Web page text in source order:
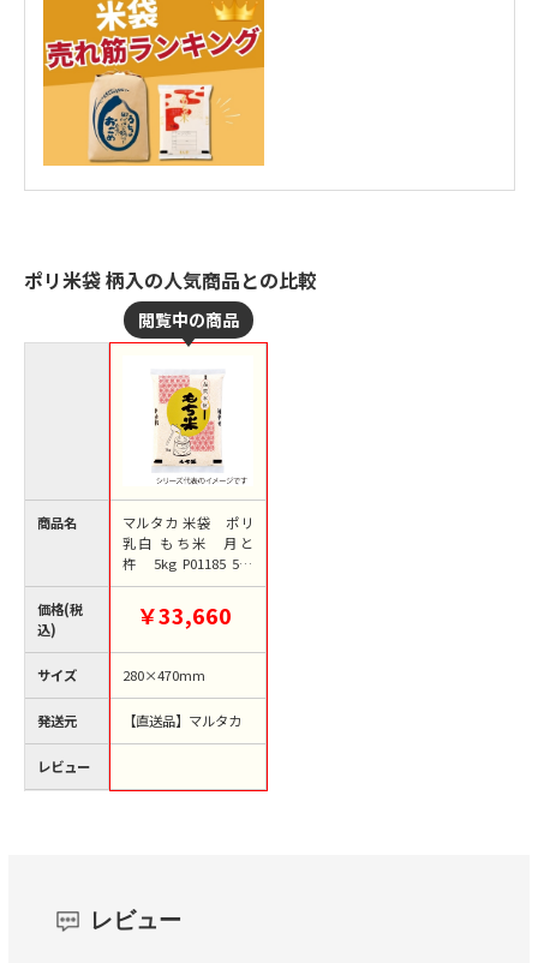
ポリ米袋 柄入の人気商品との比較
商品名
価格(税
込)
サイズ
発送元
レビュー
マルタカ 米袋 ポリ
乳白 もち米 月と
杵 5kg P01185 500
枚/箱（ご注文単位1
￥33,660
280×470mm
【直送品】マルタカ
レビュー